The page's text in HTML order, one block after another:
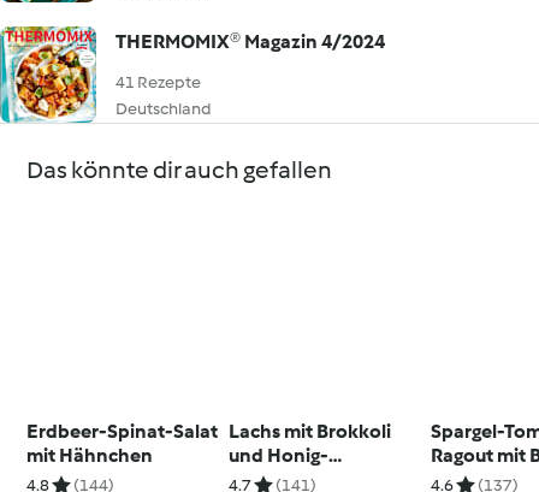
THERMOMIX® Magazin 4/2024
41 Rezepte
Deutschland
Das könnte dir auch gefallen
Erdbeer-Spinat-Salat
mit Hähnchen
4.8 (144)
Lachs mit Brokkoli
und Honig-
Knoblauch-Sauce
4.7 (141)
Spargel-
Ragout mit
und
4.6 (137)